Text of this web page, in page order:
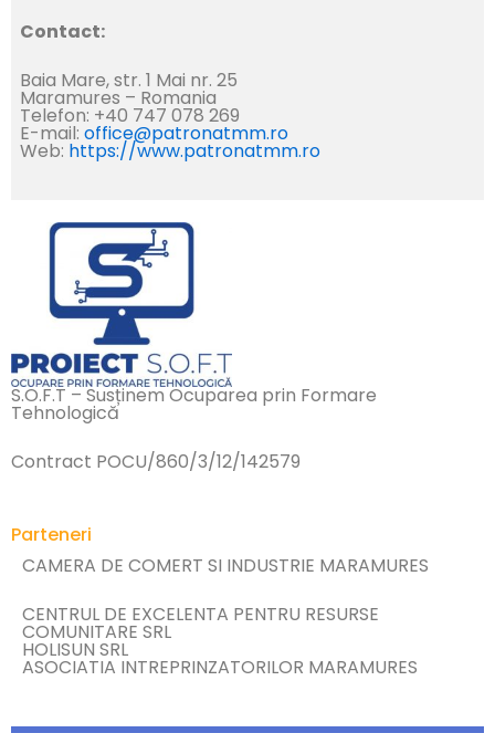
Contact:
Baia Mare, str. 1 Mai nr. 25
Maramures – Romania
Telefon: +40 747 078 269
E-mail: office@patronatmm.ro
Web: https://www.patronatmm.ro
S.O.F.T – Susținem Ocuparea prin Formare
Tehnologică
Contract POCU/860/3/12/142579
Parteneri
CAMERA DE COMERT SI INDUSTRIE MARAMURES
CENTRUL DE EXCELENTA PENTRU RESURSE
COMUNITARE SRL
HOLISUN SRL
ASOCIATIA INTREPRINZATORILOR MARAMURES